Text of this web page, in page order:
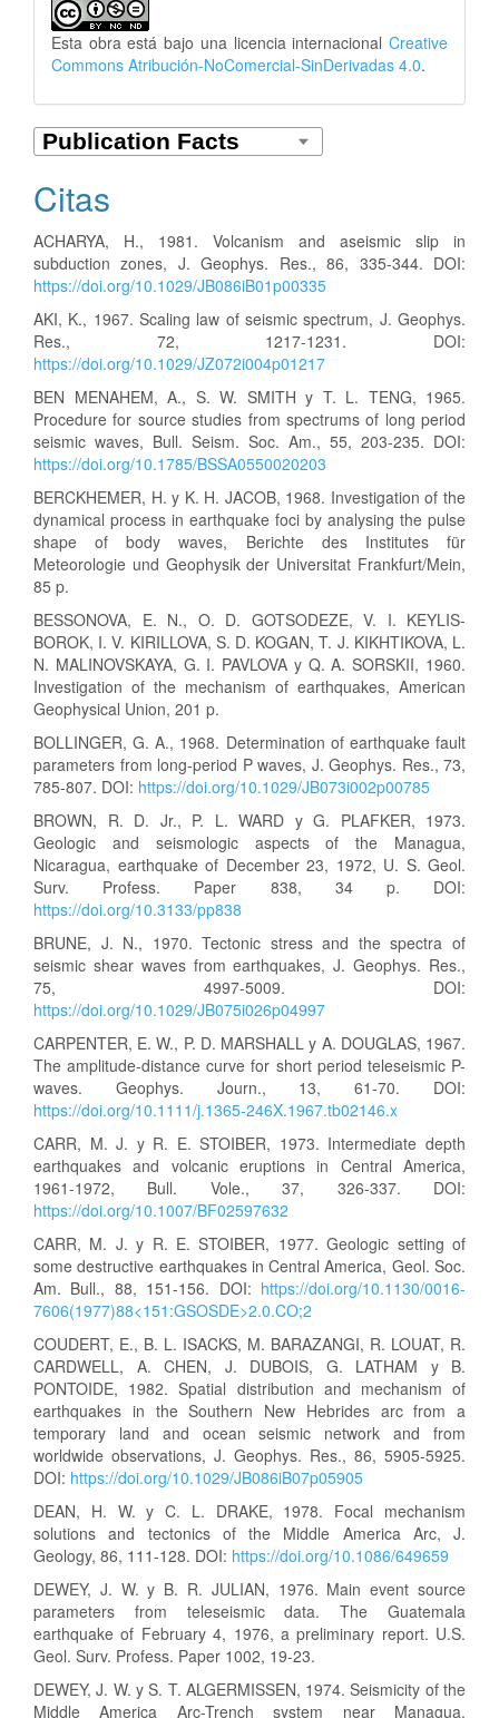
Esta obra está bajo una licencia internacional Creative
Commons Atribución-NoComercial-SinDerivadas 4.0.
Citas
ACHARYA, H., 1981. Volcanism and aseismic slip in
subduction zones, J. Geophys. Res., 86, 335-344. DOI:
https://doi.org/10.1029/JB086iB01p00335
AKI, K., 1967. Scaling law of seismic spectrum, J. Geophys.
Res., 72, 1217-1231. DOI:
https://doi.org/10.1029/JZ072i004p01217
BEN MENAHEM, A., S. W. SMITH y T. L. TENG, 1965.
Procedure for source studies from spectrums of long period
seismic waves, Bull. Seism. Soc. Am., 55, 203-235. DOI:
https://doi.org/10.1785/BSSA0550020203
BERCKHEMER, H. y K. H. JACOB, 1968. Investigation of the
dynamical process in earthquake foci by analysing the pulse
shape of body waves, Berichte des Institutes für
Meteorologie und Geophysik der Universitat Frankfurt/Mein,
85 p.
BESSONOVA, E. N., O. D. GOTSODEZE, V. I. KEYLIS-
BOROK, I. V. KIRILLOVA, S. D. KOGAN, T. J. KIKHTIKOVA, L.
N. MALINOVSKAYA, G. I. PAVLOVA y Q. A. SORSKII, 1960.
Investigation of the mechanism of earthquakes, American
Geophysical Union, 201 p.
BOLLINGER, G. A., 1968. Determination of earthquake fault
parameters from long-period P waves, J. Geophys. Res., 73,
785-807. DOI: https://doi.org/10.1029/JB073i002p00785
BROWN, R. D. Jr., P. L. WARD y G. PLAFKER, 1973.
Geologic and seismologic aspects of the Managua,
Nicaragua, earthquake of December 23, 1972, U. S. Geol.
Surv. Profess. Paper 838, 34 p. DOI:
https://doi.org/10.3133/pp838
BRUNE, J. N., 1970. Tectonic stress and the spectra of
seismic shear waves from earthquakes, J. Geophys. Res.,
75, 4997-5009. DOI:
https://doi.org/10.1029/JB075i026p04997
CARPENTER, E. W., P. D. MARSHALL y A. DOUGLAS, 1967.
The amplitude-distance curve for short period teleseismic P-
waves. Geophys. Journ., 13, 61-70. DOI:
https://doi.org/10.1111/j.1365-246X.1967.tb02146.x
CARR, M. J. y R. E. STOIBER, 1973. Intermediate depth
earthquakes and volcanic eruptions in Central America,
1961-1972, Bull. Vole., 37, 326-337. DOI:
https://doi.org/10.1007/BF02597632
CARR, M. J. y R. E. STOIBER, 1977. Geologic setting of
some destructive earthquakes in Central America, Geol. Soc.
Am. Bull., 88, 151-156. DOI: https://doi.org/10.1130/0016-
7606(1977)88<151:GSOSDE>2.0.CO;2
COUDERT, E., B. L. ISACKS, M. BARAZANGI, R. LOUAT, R.
CARDWELL, A. CHEN, J. DUBOIS, G. LATHAM y B.
PONTOIDE, 1982. Spatial distribution and mechanism of
earthquakes in the Southern New Hebrides arc from a
temporary land and ocean seismic network and from
worldwide observations, J. Geophys. Res., 86, 5905-5925.
DOI: https://doi.org/10.1029/JB086iB07p05905
DEAN, H. W. y C. L. DRAKE, 1978. Focal mechanism
solutions and tectonics of the Middle America Arc, J.
Geology, 86, 111-128. DOI: https://doi.org/10.1086/649659
DEWEY, J. W. y B. R. JULIAN, 1976. Main event source
parameters from teleseismic data. The Guatemala
earthquake of February 4, 1976, a preliminary report. U.S.
Geol. Surv. Profess. Paper 1002, 19-23.
DEWEY, J. W. y S. T. ALGERMISSEN, 1974. Seismicity of the
Middle America Arc-Trench system near Managua,